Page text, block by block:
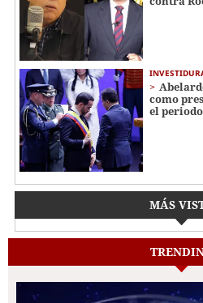
como
el periodo
MÁS